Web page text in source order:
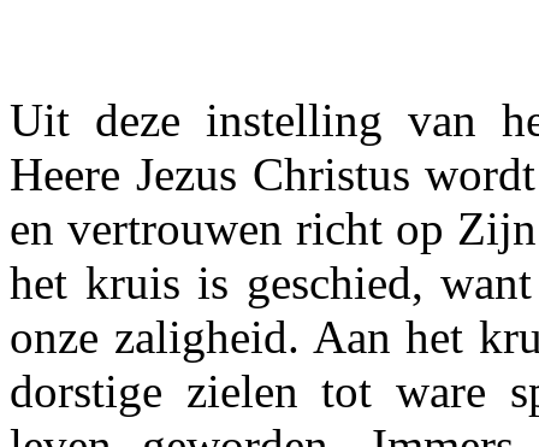
Uit deze instelling van
Heere Jezus Christus
en ver­trouwen richt op
het kruis is geschied,
onze zaligheid. Aan het
dorstige zielen tot ware